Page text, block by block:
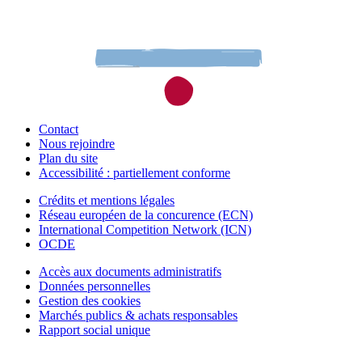
Contact
Nous rejoindre
Plan du site
Accessibilité : partiellement conforme
Crédits et mentions légales
Réseau européen de la concurence (ECN)
International Competition Network (ICN)
OCDE
Accès aux documents administratifs
Données personnelles
Gestion des cookies
Marchés publics & achats responsables
Rapport social unique